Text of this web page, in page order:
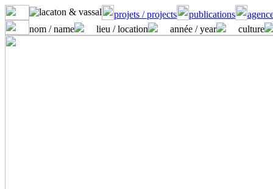
projets / projects publications
nom / name
lieu / location année / year culture